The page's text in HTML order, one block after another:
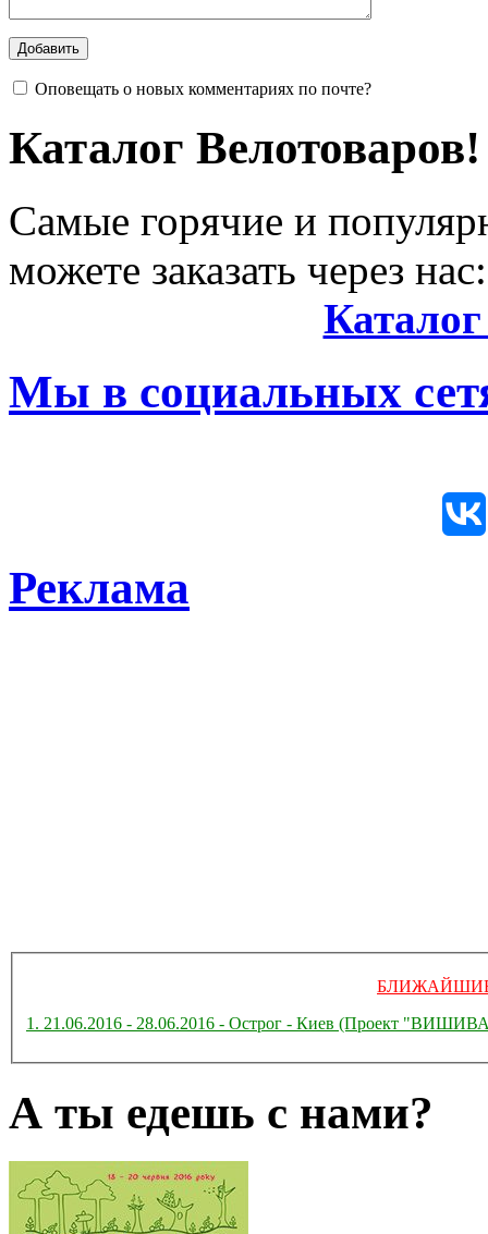
Оповещать о новых комментариях по почте?
Каталог Велотоваров!
Самые горячие и
можете заказать через нас:
Мы в социальных
Реклама
1. 21.06.2016 - 28.06.2016 - Острог - Киев (Проект
А ты едешь с нами?